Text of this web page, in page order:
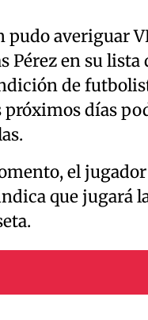
pudo averiguar
Pérez en su lista
de
próximos días
el
que jugará